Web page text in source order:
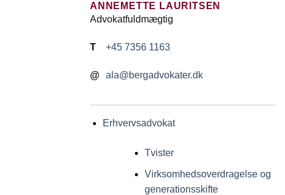
ANNEMETTE LAURITSEN
Advokatfuldmægtig
T +45 7356 1163
@ ala@bergadvokater.dk
Erhvervsadvokat
Tvister
Virksomhedsoverdragelse og
generationsskifte